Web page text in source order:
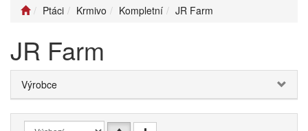
Ptáci Krmivo Kompletní JR Farm
JR Farm
Výrobce